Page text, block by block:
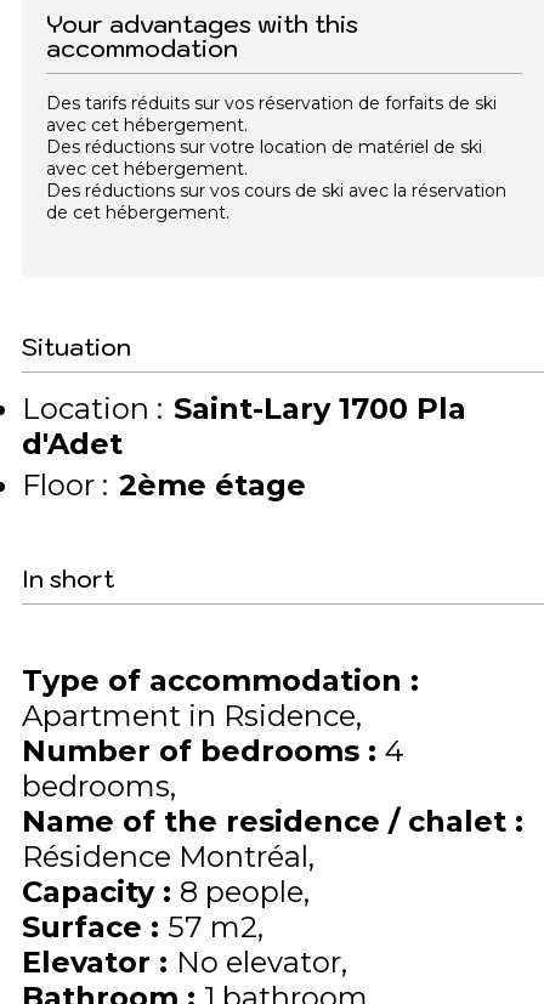
Your advantages with this
accommodation
Des tarifs réduits sur vos réservation de forfaits de ski
avec cet hébergement.
Des réductions sur votre location de matériel de ski
avec cet hébergement.
Des réductions sur vos cours de ski avec la réservation
de cet hébergement.
Situation
Location : Saint-Lary 1700 Pla
d'Adet
Floor : 2ème étage
In short
Type of accommodation :
Apartment in Rsidence
Number of bedrooms : 4
bedrooms
Name of the residence / chalet :
Résidence Montréal
Capacity : 8 people
Surface : 57 m2
Elevator : No elevator